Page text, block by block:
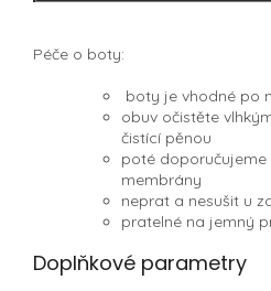
Péče o boty:
boty je vhodné po
obuv očistěte
čistící pěnou
poté
membrány
neprat a nesušit u
pratelné na jemný
Doplňkové parametry